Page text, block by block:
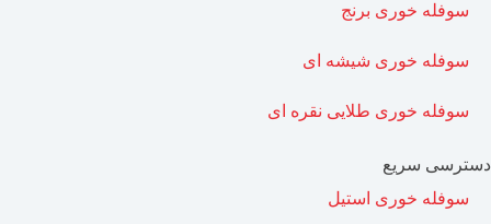
سوفله خوری برنج
سوفله خوری شیشه ای
سوفله خوری طلایی نقره ای
دسترسی سریع
سوفله خوری استیل